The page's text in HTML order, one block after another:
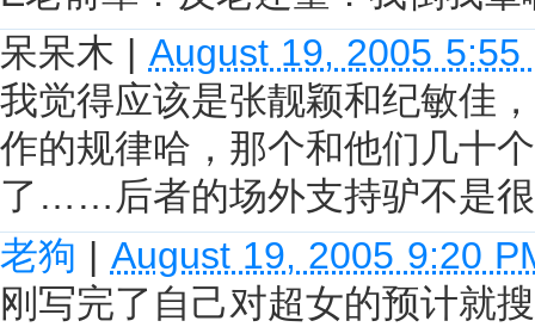
呆呆木 | August 19, 2005 5:55
我觉得应该是张靓颖和纪敏佳
作的规律哈，那个和他们几十
了……后者的场外支持驴不是
老狗 | August 19, 2005 9:20
刚写完了自己对超女的预计就